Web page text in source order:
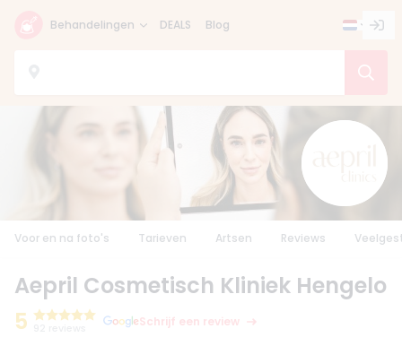
Behandelingen DEALS Blog
Voor en na foto's Tarieven Artsen Reviews
Aepril Cosmetisch Kliniek Hengelo
5
Schrijf een review